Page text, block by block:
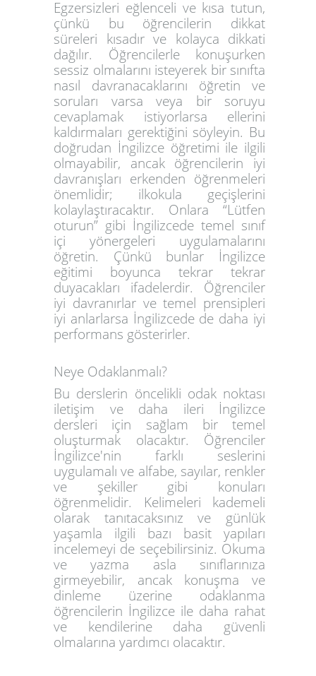
Egzersizleri eğlenceli ve kısa tutun,
çünkü bu öğrencilerin dikkat
süreleri kısadır ve kolayca dikkati
dağılır. Öğrencilerle konuşurken
sessiz olmalarını isteyerek bir sınıfta
nasıl davranacaklarını öğretin ve
soruları varsa veya bir soruyu
cevaplamak istiyorlarsa ellerini
kaldırmaları gerektiğini söyleyin. Bu
doğrudan İngilizce öğretimi ile ilgili
olmayabilir, ancak öğrencilerin iyi
davranışları erkenden öğrenmeleri
önemlidir; ilkokula geçişlerini
kolaylaştıracaktır. Onlara “Lütfen
oturun” gibi İngilizcede temel sınıf
içi yönergeleri uygulamalarını
öğretin. Çünkü bunlar İngilizce
eğitimi boyunca tekrar tekrar
duyacakları ifadelerdir. Öğrenciler
iyi davranırlar ve temel prensipleri
iyi anlarlarsa İngilizcede de daha iyi
performans gösterirler.
Neye Odaklanmalı?
Bu derslerin öncelikli odak noktası
iletişim ve daha ileri İngilizce
dersleri için sağlam bir temel
oluşturmak olacaktır. Öğrenciler
İngilizce'nin farklı seslerini
uygulamalı ve alfabe, sayılar, renkler
ve şekiller gibi konuları
öğrenmelidir. Kelimeleri kademeli
olarak tanıtacaksınız ve günlük
yaşamla ilgili bazı basit yapıları
incelemeyi de seçebilirsiniz. Okuma
ve yazma asla sınıflarınıza
girmeyebilir, ancak konuşma ve
dinleme üzerine odaklanma
öğrencilerin İngilizce ile daha rahat
ve kendilerine daha güvenli
olmalarına yardımcı olacaktır.